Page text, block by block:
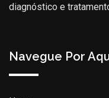
diagnóstico e
Navegue Por